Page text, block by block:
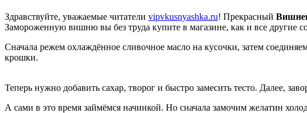
Здравствуйте, уважаемые читатели vipvkusnyashka.ru! Прекрасный
Замороженную вишню вы без труда купите в магазине, как и все другие
Сначала режем охлаждённое сливочное масло на кусочки, затем
крошки.
Теперь нужно добавить сахар, творог и быстро замесить тесто. Далее,
А сами в это время займёмся начинкой. Но сначала замочим желатин